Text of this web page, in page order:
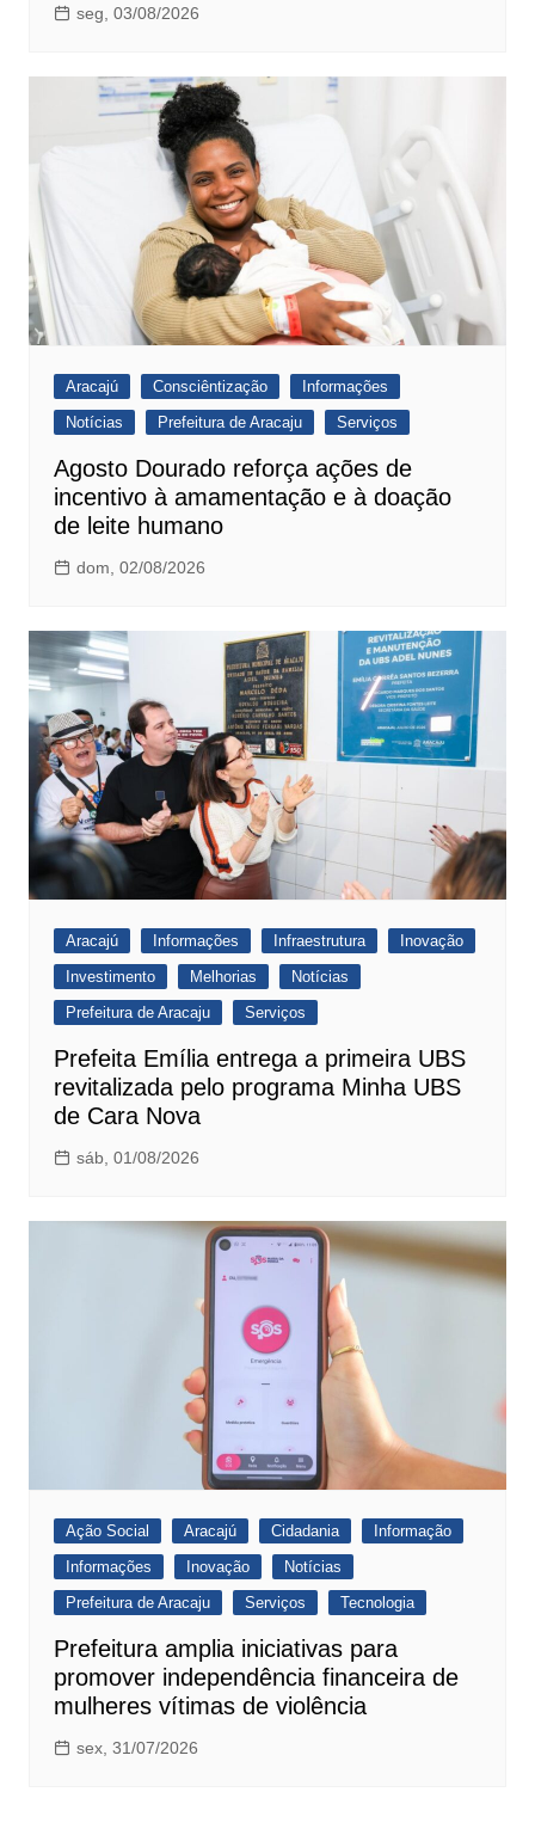
seg, 03/08/2026
Aracajú Consciêntização
Informações
Notícias
Prefeitura de Aracaju Serviços
Agosto Dourado reforça ações de
incentivo à amamentação e à doação
de leite humano
dom, 02/08/2026
Aracajú Informações Infraestrutura
Inovação
Investimento
Melhorias
Notícias
Prefeitura de Aracaju
Serviços
Prefeita Emília entrega a primeira UBS
revitalizada pelo programa Minha UBS
de Cara Nova
sáb, 01/08/2026
Ação Social Aracajú Cidadania
Informação
Informações
Inovação
Notícias
Prefeitura de Aracaju
Serviços Tecnologia
Prefeitura amplia iniciativas para
promover independência financeira de
mulheres vítimas de violência
sex, 31/07/2026